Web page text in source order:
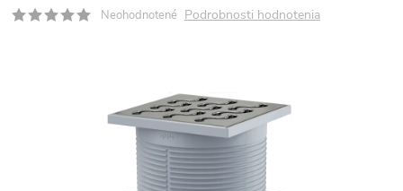
Neohodnotené Podrobnosti hodnotenia